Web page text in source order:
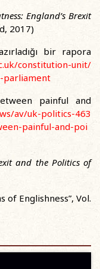
England’s Brexit
2017)
bir rapora
constitution-unit/
parliament
painful and
av/uk-politics-463
painful-and-poi
and the Politics of
of Englishness”, Vol.